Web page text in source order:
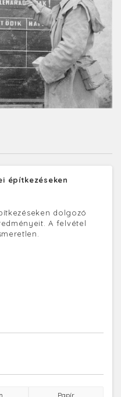
építkezéseken
dolgozó
A felvétel
Papír